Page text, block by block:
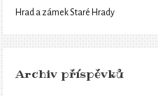
Hrad a zámek Staré Hrady
Archiv příspěvků